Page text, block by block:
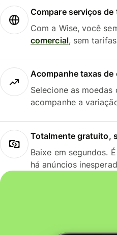
Compare serviços
Com a Wise, você
comercial, sem
Acompanhe taxas de
Selecione as moedas
acompanhe a
Totalmente gratuito,
Baixe em segundos.
há anúncios